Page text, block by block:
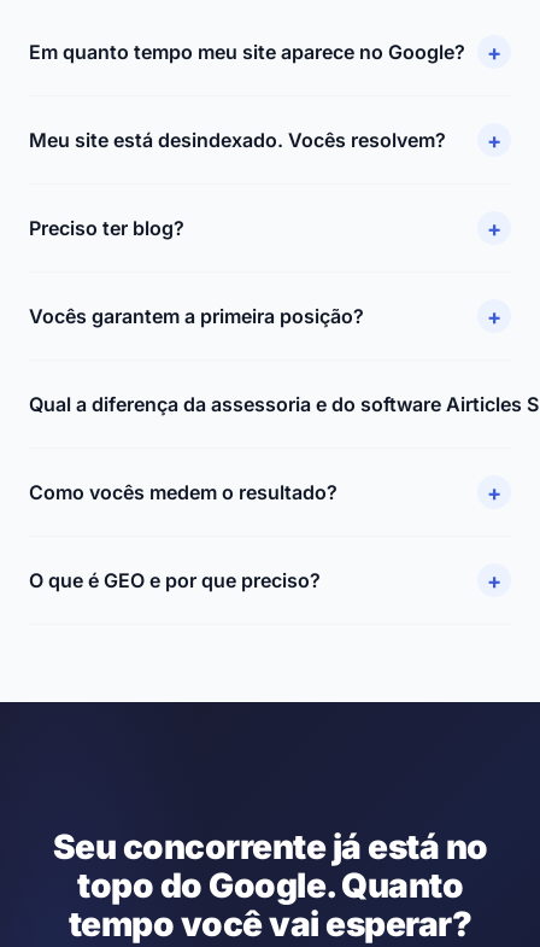
Em quanto tempo meu site aparece no Google? +
Meu site está desindexado. Vocês resolvem? +
Preciso ter blog? +
Vocês garantem a primeira posição? +
Qual a diferença da assessoria e do software Airticles
Como vocês medem o resultado? +
O que é GEO e por que preciso? +
Seu concorrente já está no
topo do Google. Quanto
tempo você vai esperar?